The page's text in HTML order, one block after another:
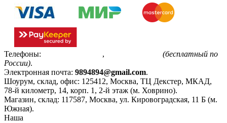
Телефоны: ,
(бесплатный по
России).
Электронная почта: 9894894@gmail.com.
Шоурум, склад, офис: 125412, Москва, ТЦ Декстер, МКАД,
78-й километр, 14, корп. 1, 2-й этаж (м. Ховрино).
Магазин, склад: 117587, Москва, ул. Кировоградская, 11 Б (м.
Южная).
Наша